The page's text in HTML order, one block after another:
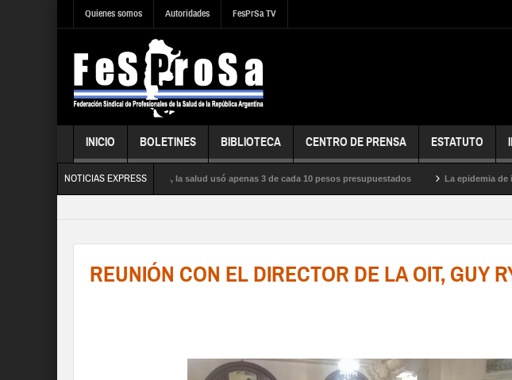
Quienes somos Autoridades FesPrSa TV
INICIO BOLETINES BIBLIOTECA CENTRO DE PRENSA ESTATUTO
NOTICIAS EXPRESS
satura los hospitales, la salud usó apenas 3 de cada 10 pesos presupuestados La epidemia de influenza
REUNIÓN CON EL DIRECTOR DE LA OIT, GUY